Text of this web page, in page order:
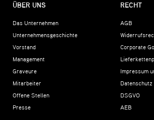
ÜBER UNS
Das Unternehmen
Unternehmensgeschichte
Vorstand
Management
Graveure
Mitarbeiter
Offene Stellen
Presse
RECHT
AGB
Corporate
Impressum
Datenschutz
DSGVO
AEB